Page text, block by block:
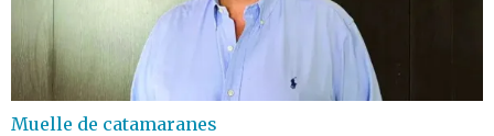
Muelle de catamaranes